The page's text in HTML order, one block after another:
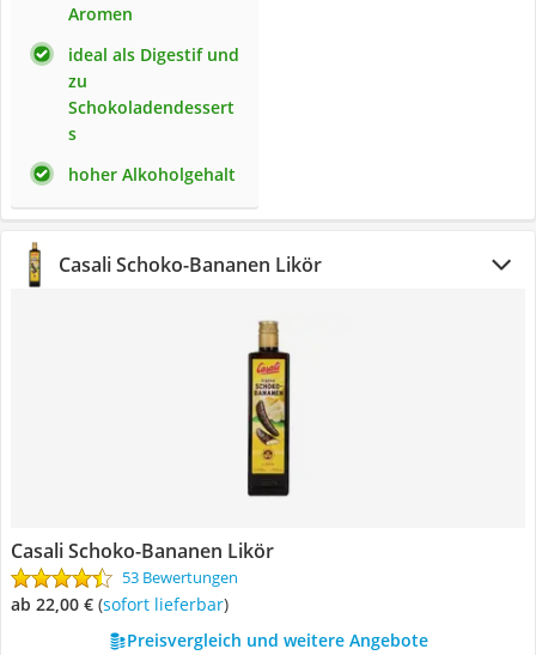
Aromen
ideal als Digestif und
zu
Schokoladendessert
s
hoher Alkoholgehalt
Casali Schoko-Bananen Likör
Casali Schoko-Bananen Likör
53 Bewertungen
ab 22,00 € ( Sofort lieferbar)
Preisvergleich und weitere Angebote